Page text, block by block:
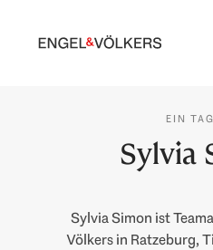
EIN
Sylvia
Sylvia Simon ist
Völkers in Ratzeburg,